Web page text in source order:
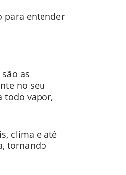
para entender
as
no seu
todo vapor,
clima e até
tornando